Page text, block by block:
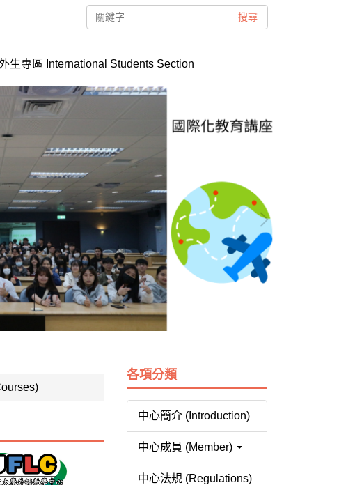
搜尋
生專區 International Students Section
各項分類
中心簡介 (Introduction)
中心成員 (Member)
中心法規 (Regulations)